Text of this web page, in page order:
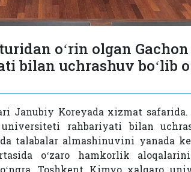
oʻrin olgan Gachon
bilan uchrashuv boʻlib
Janubiy Koreyada xizmat
rahbariyati bilan
talabalar almashinuvini yanada
oʻzaro hamkorlik
Toshkent Kimyo xalqaro